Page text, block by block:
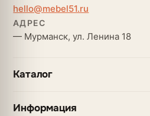
hello@mebel51.ru
АДРЕС
— Мурманск, ул. Ленина 18
Каталог
Информация